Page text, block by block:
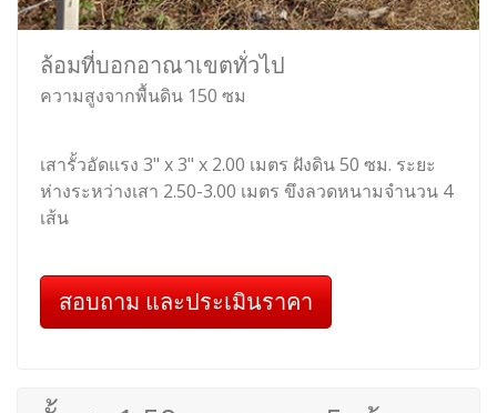
ล้อมที่บอกอาณาเขตทั่วไป
ความสูงจากพื้นดิน 150 ซม
เสารั้วอัดแรง 3" x 3" x 2.00 เมตร ฝังดิน 50 ซม. ระยะ
ห่างระหว่างเสา 2.50-3.00 เมตร ขึงลวดหนามจำนวน 4
เส้น
สอบถาม และประเมินราคา